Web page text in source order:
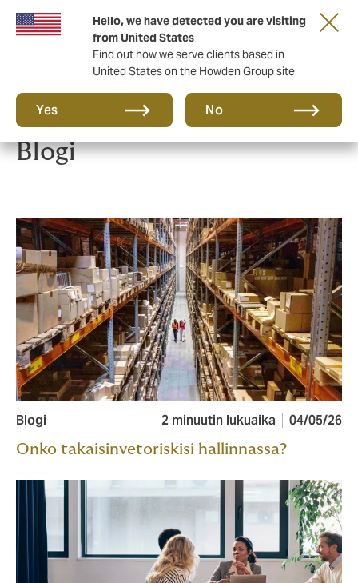
Hello, we have detected you are visiting
from United States
Find out how we serve clients based in
United States on the Howden Group site
Yes No
Tärkeää asiaa sinulle taloyhtiön hallituksen
jäsen!
Blogi
Blogi 2 minuutin lukuaika 04/05/26
Onko takaisinvetoriskisi hallinnassa?